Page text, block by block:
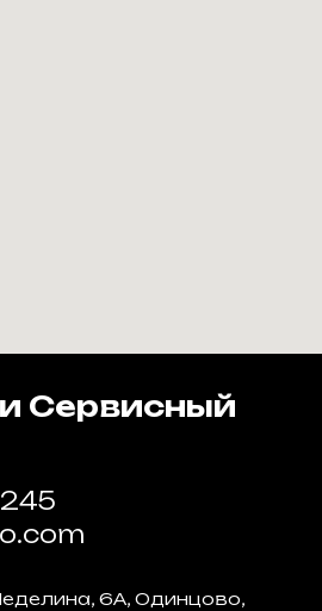
Сервисный
6А, Одинцово,